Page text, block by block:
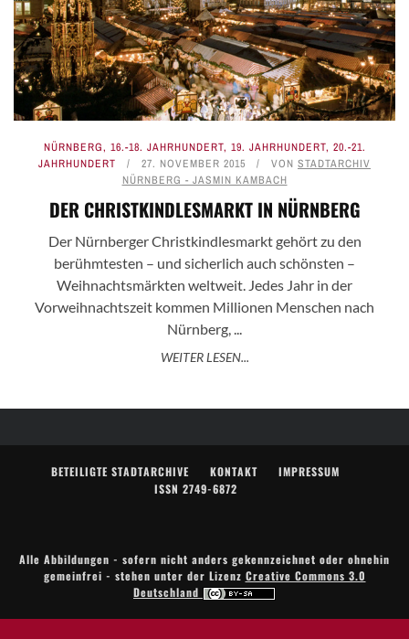
NÜRNBERG, 16.-18. JAHRHUNDERT, 19. JAHRHUNDERT, 20.-21.
JAHRHUNDERT
27. NOVEMBER 2015 VON STADTARCHIV
NÜRNBERG - JASMIN KAMBACH
DER CHRISTKINDLESMARKT IN NÜRNBERG
Der Nürnberger Christkindlesmarkt gehört zu den
berühmtesten – und sicherlich auch schönsten –
Weihnachtsmärkten weltweit. Jedes Jahr in der
Vorweihnachtszeit kommen Millionen Menschen nach
Nürnberg, ...
WEITER LESEN...
BETEILIGTE STADTARCHIVE KONTAKT
IMPRESSUM
ISSN 2749-6872
Alle Abbildungen - sofern nicht anders gekennzeichnet oder ohnehin
gemeinfrei - stehen unter der Lizenz Creative Commons 3.0
Deutschland